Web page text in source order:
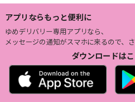
アプリならもっと便利に
ゆめデリバリー専用アプリなら、
メッセージの通知がスマホに来るので、さ
ダウンロードは